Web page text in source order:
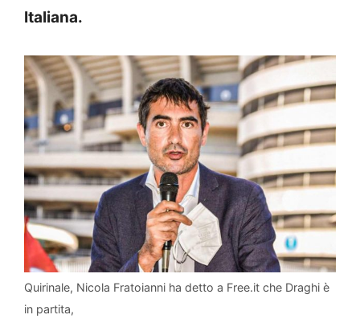
Italiana.
Quirinale, Nicola Fratoianni ha detto a Free.it che Draghi è
in partita,